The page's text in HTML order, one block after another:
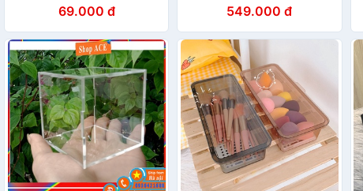
69.000 đ 549.000 đ